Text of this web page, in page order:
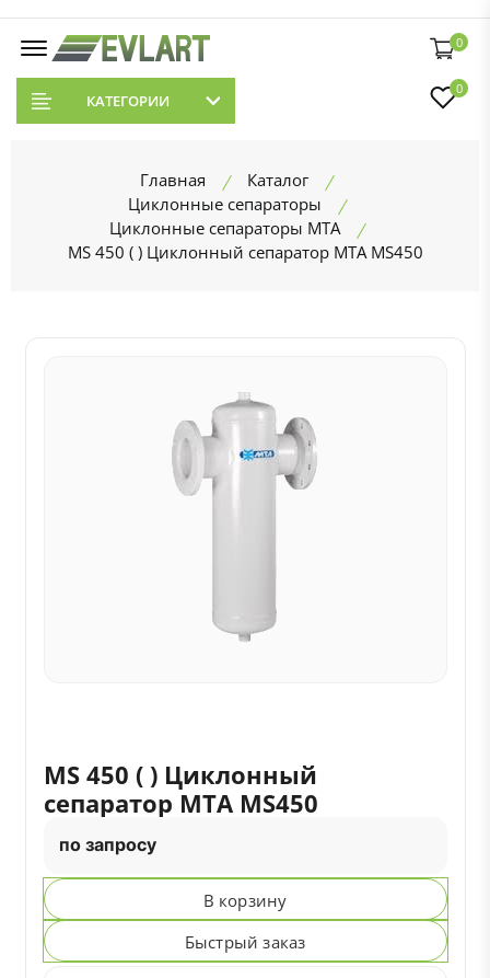
0
КАТЕГОРИИ
0
Главная
Каталог
Циклонные сепараторы
Циклонные сепараторы MTA
MS 450 ( ) Циклонный сепаратор MTA MS450
MS 450 ( ) Циклонный
сепаратор MTA MS450
по запросу
В корзину
Быстрый заказ